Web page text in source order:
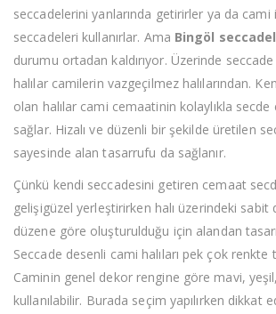
seccadelerini yanlarında getirirler ya da
seccadeleri kullanırlar. Ama Bingöl
durumu ortadan kaldırıyor. Üzerinde
halılar camilerin vazgeçilmez halılarından.
olan halılar cami cemaatinin kolaylıkla secde
sağlar. Hizalı ve düzenli bir şekilde üretilen
sayesinde alan tasarrufu da sağlanır.
Çünkü kendi seccadesini getiren cemaat
gelişigüzel yerleştirirken halı üzerindeki sabit
düzene göre oluşturulduğu için alandan
Seccade desenli cami halıları pek çok renkte
Caminin genel dekor rengine göre mavi, yeşil,
kullanılabilir. Burada seçim yapılırken dikkat